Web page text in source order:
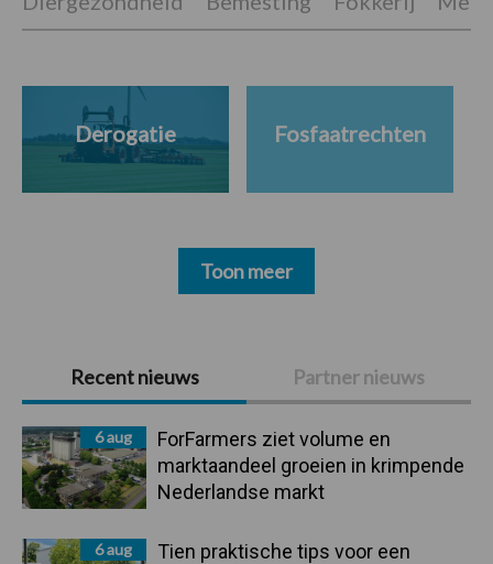
Primaire
Sidebar
Recent nieuws Partner nieuws
6 aug
ForFarmers ziet volume en
marktaandeel groeien in krimpende
Nederlandse markt
6 aug
Tien praktische tips voor een
Derogatie Fosfaatrechten
Toon meer